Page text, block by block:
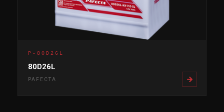
P-80D26L
80D26L
PAFECTA